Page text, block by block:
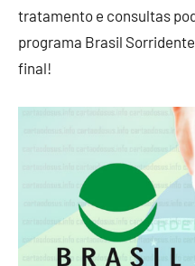
tratamento e consultas
programa Brasil
final!